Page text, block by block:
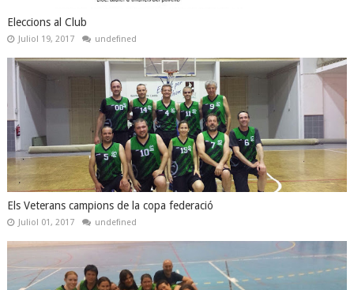
Eleccions al Club
Juliol 19, 2017 undefined
Els Veterans campions de la copa federació
Juliol 01, 2017 undefined